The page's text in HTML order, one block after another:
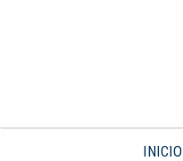
INICIO